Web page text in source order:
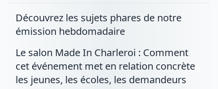
Découvrez les sujets phares de notre
émission hebdomadaire
Le salon Made In Charleroi : Comment
cet événement met en relation concrète
les jeunes, les écoles, les demandeurs